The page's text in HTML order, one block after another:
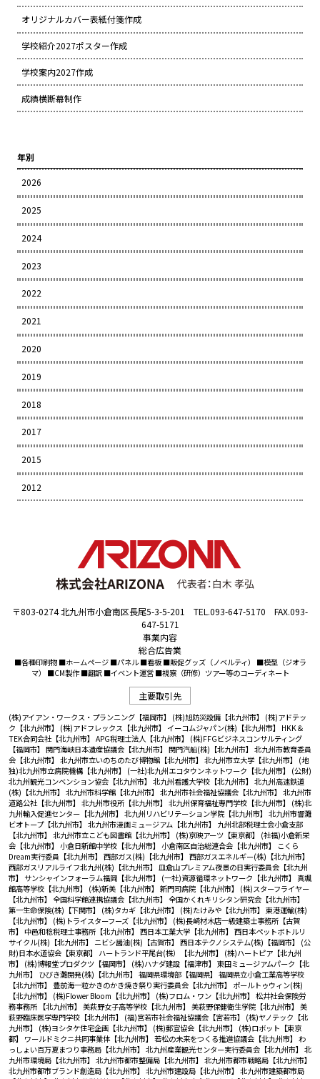
オリジナルカバー表紙付箋作成
学校紹介2027ポスター作成
学校案内2027作成
成績横断幕制作
年別
2026
2025
2024
2023
2022
2021
2020
2019
2018
2017
2015
2012
〒803-0274 北九州市小倉南区長尾5-3-5-201 TEL.093-647-5170 FAX.093-
647-5171
事業内容
総合広告業
■各種印刷物 ■ホームページ ■パネル ■看板 ■販促グッズ（ノベルティ） ■模型（ジオラ
マ） ■CM製作 ■翻訳 ■イベント運営 ■視察（研修）ツアー等のコーディネート
主要取引先
(株)アイアン・ワークス・プランニング【福岡市】 (株)旭防災設備【北九州市】 (株)アドテッ
ク【北九州市】 (株)アドフレックス【北九州市】 イーコムジャパン(株)【北九州市】 HKK＆
TEK合同会社【北九州市】 APG税理士法人【北九州市】 (株)FFGビジネスコンサルティング
【福岡市】 関門海峡日本遺産協議会【北九州市】 関門汽船(株)【北九州市】 北九州市教育委員
会【北九州市】 北九州市立いのちのたび博物館【北九州市】 北九州市立大学【北九州市】 (地
独)北九州市立病院機構【北九州市】 (一社)北九州エコタウンネットワーク【北九州市】 (公財)
北九州観光コンベンション協会【北九州市】 北九州看護大学校【北九州市】 北九州高速鉄道
(株)【北九州市】 北九州市科学館【北九州市】 北九州市社会福祉協議会【北九州市】 北九州市
道路公社【北九州市】 北九州市役所【北九州市】 北九州保育福祉専門学校【北九州市】 (株)北
九州輸入促進センター【北九州市】 北九州リハビリテーション学院【北九州市】 北九州市響灘
ビオトープ【北九州市】 北九州市漫画ミュージアム【北九州市】 九州北部税理士会小倉支部
【北九州市】 北九州市立こども図書館【北九州市】 (株)京映アーツ【東京都】 (社福)小倉新栄
会【北九州市】 小倉日新館中学校【北九州市】 小倉南区自治総連合会【北九州市】
こくら
Dream実行委員【北九州市】 西部ガス(株)【北九州市】 西部ガスエネルギー(株)【北九州市】
西部ガスリアルライフ北九州(株)【北九州市】 皿倉山プレミアム夜景の日実行委員会【北九州
市】 サンシャインフォーラム福岡【北九州市】 (一社)資源循環ネットワーク【北九州市】 真颯
館高等学校【北九州市】 (株)新美【北九州市】 新門司病院【北九州市】 (株)スターフライヤー
【北九州市】 全国科学館連携協議会【北九州市】 全国かくれキリシタン研究会【北九州市】
第一生命保険(株)【下関市】 (株)タカギ【北九州市】 (株)たけみや【北九州市】 東港運輸(株)
【北九州市】 (株)トライスターフーズ【北九州市】 (株)長崎材木店一級建築士事務所【古賀
市】 中邑和稔税理士事務所【北九州市】 西日本工業大学【北九州市】 西日本ペットボトルリ
サイクル(株)【北九州市】 ニビシ醤油(株)【古賀市】 西日本テクノシステム(株)【福岡市】 (公
財)日本水道協会【東京都】 ハートランド平尾台(株）【北九州市】 (株)ハートピア【北九州
市】 (株)博報堂プロダクツ【福岡市】 (株)ハナダ建設【福津市】 東田ミュージアムパーク【北
九州市】 ひびき灘開発(株)【北九州市】 福岡県環境部【福岡県】 福岡県立小倉工業高等学校
【北九州市】 豊前海一粒かきのかき焼き祭り実行委員会【北九州市】 ポールトゥウィン(株)
【北九州市】 (株)Flower Bloom【北九州市】 (株)フロム・ワン【北九州市】 松井社会保険労
務事務所 【北九州市】 美萩野女子高等学校【北九州市】 美萩野保健衛生学院【北九州市】 美
萩野臨床医学専門学校【北九州市】 (福)宮若市社会福祉協議会【宮若市】 (株)ヤノテック【北
九州市】 (株)ヨシタケ住宅企画【北九州市】 (株)郵宣協会【北九州市】 (株)ロボット【東京
都】 ワールドミクニ共同事業体【北九州市】 若松の未来をつくる推進協議会【北九州市】 わ
っしょい百万夏まつり事務局【北九州市】 北九州産業観光センター実行委員会【北九州市】 北
九州市環境局【北九州市】 北九州市都市整備局【北九州市】 北九州市都市戦略局【北九州市】
北九州市都市ブランド創造局【北九州市】 北九州市建設局【北九州市】 北九州市建築都市局